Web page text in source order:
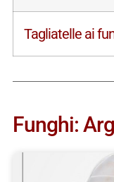
Tagliatelle ai
Funghi: